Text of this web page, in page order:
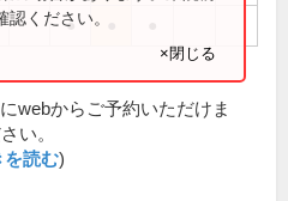
●
ください。
×閉じる
webからご予約いただけま
い。
を読む)